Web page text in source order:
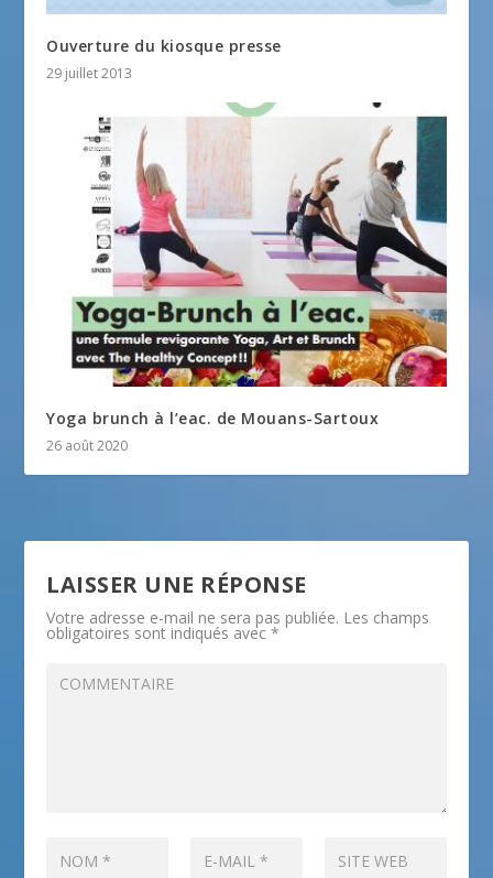
Ouverture du kiosque presse
29 juillet 2013
Yoga brunch à l’eac. de Mouans-Sartoux
26 août 2020
LAISSER UNE RÉPONSE
Votre adresse e-mail ne sera pas publiée. Les champs
obligatoires sont indiqués avec*